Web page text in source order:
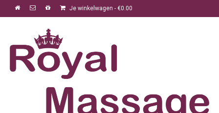
Je winkelwagen - €0.00